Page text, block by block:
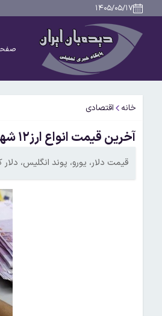
۱۴۰۵/۰۵/۱۷
خانه اقتصادی
آخرین قیمت انواع ارز۱۲ شهریور۱۴۰۴+جدول قیمت/ دلار ۱۰۴ هزار و ۹۲۰ تومان شد
قیمت دلار، یورو، پوند انگلیس، دلار